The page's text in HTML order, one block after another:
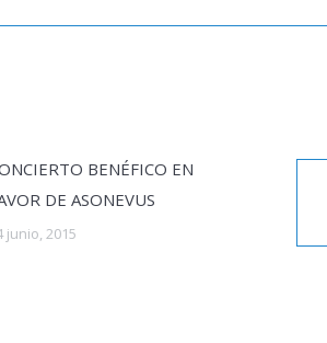
BENÉFICO EN
DE ASONEVUS
junio, 2015